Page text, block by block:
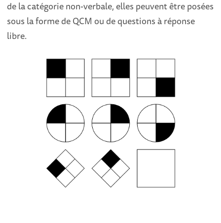
de la catégorie non-verbale, elles peuvent être posées
sous la forme de QCM ou de questions à réponse
libre.